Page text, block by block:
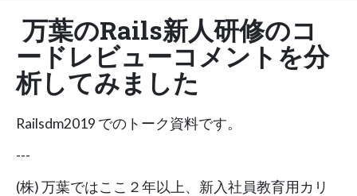
万葉のRails新人研修のコ
ードレビューコメントを分
析してみました
Railsdm2019 でのトーク資料です。
---
(株) 万葉ではここ２年以上、新入社員教育用カリ